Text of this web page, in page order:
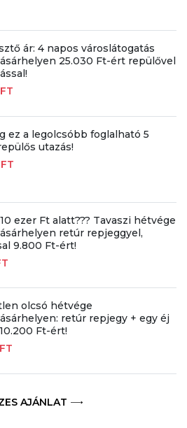
ár: 4 napos városlátogatás
25.030 Ft-ért repülővel
ez a legolcsóbb foglalható 5
utazás!
ezer Ft alatt??? Tavaszi hétvége
retúr repjeggyel,
9.800 Ft-ért!
olcsó hétvége
retúr repjegy + egy éj
Ft-ért!
AJÁNLAT